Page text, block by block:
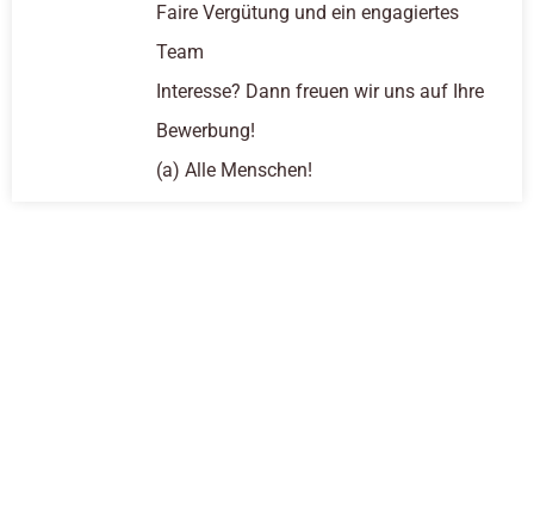
Faire Vergütung und ein engagiertes
Team
Interesse? Dann freuen wir uns auf Ihre
Bewerbung!
(a) Alle Menschen!